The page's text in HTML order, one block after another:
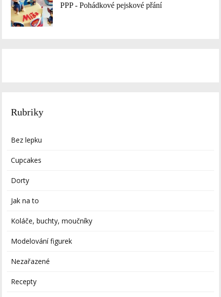
PPP - Pohádkové pejskové přání
Rubriky
Bez lepku
Cupcakes
Dorty
Jak na to
Koláče, buchty, moučníky
Modelování figurek
Nezařazené
Recepty